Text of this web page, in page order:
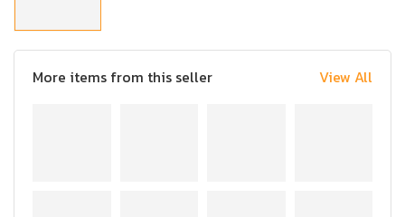
More items from this seller View All